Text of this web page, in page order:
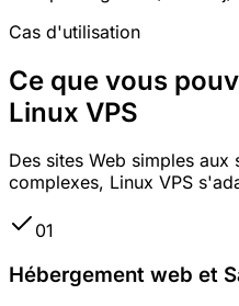
Cas d'utilisation
Ce que vous
Linux VPS
Des sites Web simples aux
complexes, Linux VPS
01
Hébergement web et